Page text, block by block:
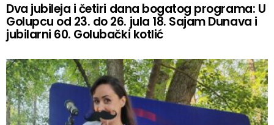
Dva jubileja i četiri dana bogatog programa: U
Golupcu od 23. do 26. jula 18. Sajam Dunava i
jubilarni 60. Golubački kotlić